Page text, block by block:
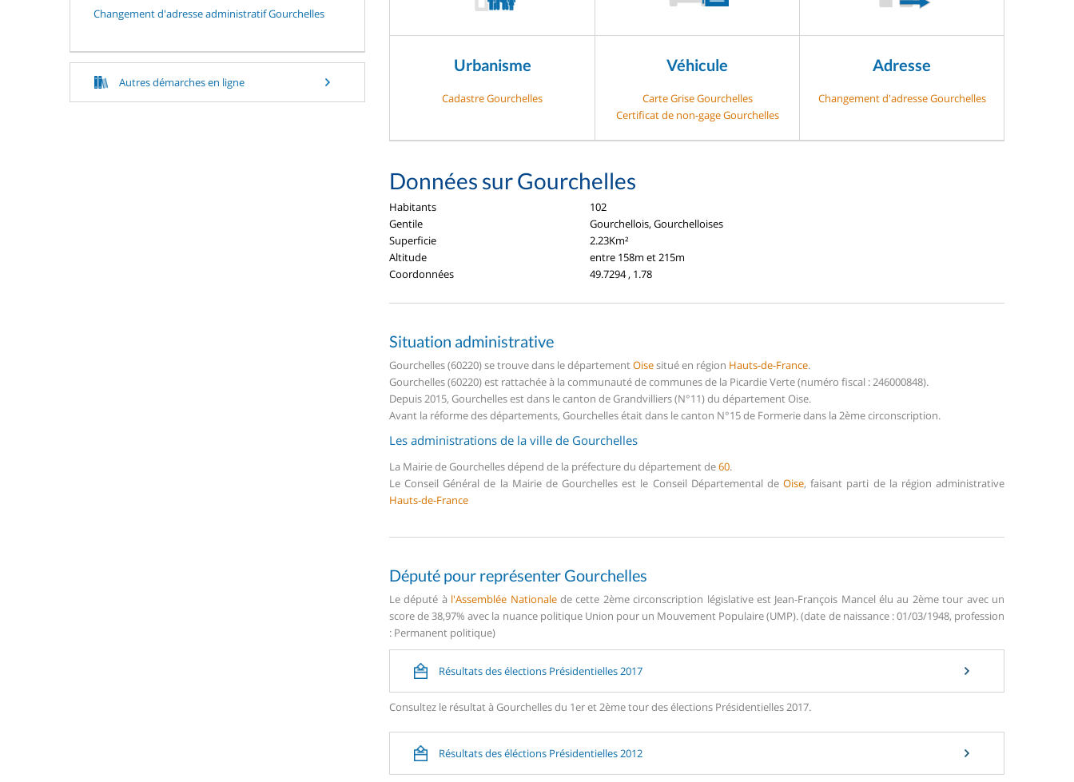
Changement d'adresse administratif Gourchelles
Autres démarches en ligne
Urbanisme
Cadastre Gourchelles
Véhicule
Carte Grise Gourchelles
Certificat de non-gage Gourchelles
Adresse
Changement d'adresse Gourchelles
Données sur Gourchelles
Habitants
102
Gentile
Gourchellois, Gourchelloises
Superficie
2.23Km²
Altitude
entre 158m et 215m
Coordonnées
49.7294 , 1.78
Situation administrative
Gourchelles (60220) se trouve dans le départementOisesitué en région Hauts-de-France.
Gourchelles (60220) est rattachée à la communauté de communes de la Picardie Verte (numéro fiscal : 246000848).
Depuis 2015, Gourchelles est dans le canton de Grandvilliers (N°11) du département Oise.
Avant la réforme des départements, Gourchelles était dans le canton N°15 de Formerie dans la 2ème circonscription.
Les administrations de la ville de Gourchelles
La Mairie de Gourchelles dépend de la préfecture du département de60.
Le Conseil Général de la Mairie de Gourchelles est le Conseil Départemental deOise, faisant parti de la région administrative
Hauts-de-France
Député pour représenter Gourchelles
Le député à l'Assemblée Nationalede cette 2ème circonscription législative est Jean-François Mancel élu au 2ème tour avec un
score de 38,97% avec la nuance politique Union pour un Mouvement Populaire (UMP). (date de naissance : 01/03/1948, profession
: Permanent politique)
Résultats des élections Présidentielles 2017
Consultez le résultat à Gourchelles du 1er et 2ème tour des élections Présidentielles 2017.
Résultats des éléctions Présidentielles 2012